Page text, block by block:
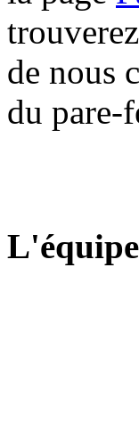
de nous
du pare-